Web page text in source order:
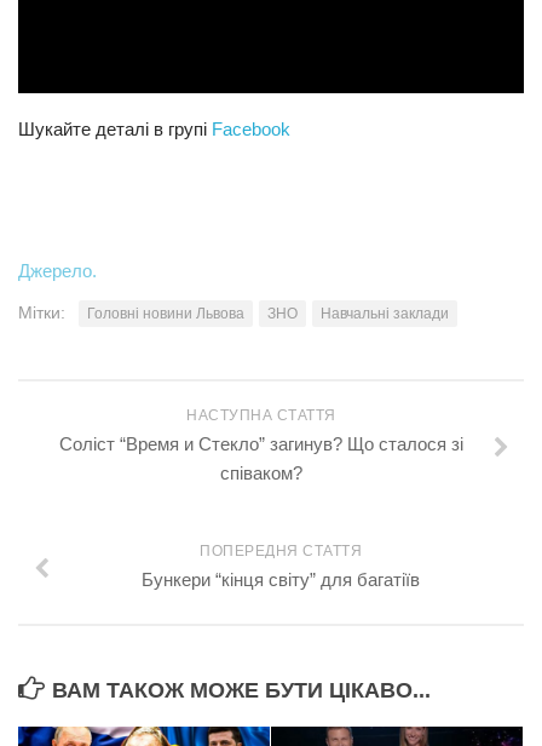
Шукайте деталі в групі Facebook
Джерело.
Мітки: Головні новини Львова ЗНО Навчальні заклади
НАСТУПНА СТАТТЯ
Соліст “Время и Стекло” загинув? Що сталося зі
співаком?
ПОПЕРЕДНЯ СТАТТЯ
Бункери “кінця світу” для багатіїв
ВАМ ТАКОЖ МОЖЕ БУТИ ЦІКАВО...